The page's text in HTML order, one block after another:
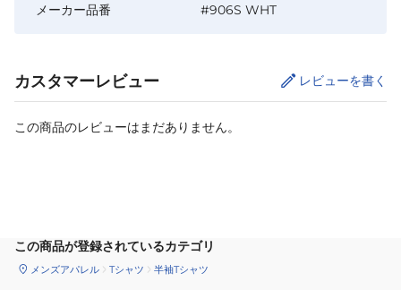
メーカー品番
#906S WHT
カスタマーレビュー レビューを書く
この商品のレビューはまだありません。
この商品が登録されているカテゴリ
メンズアパレル Tシャツ 半袖Tシャツ